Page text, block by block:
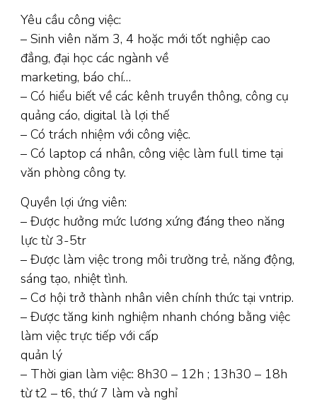
Yêu cầu công việc:
– Sinh viên năm 3, 4 hoặc mới tốt nghiệp cao
đẳng, đại học các ngành về
marketing, báo chí…
– Có hiểu biết về các kênh truyền thông, công cụ
quảng cáo, digital là lợi thế
– Có trách nhiệm với công việc.
– Có laptop cá nhân, công việc làm full time tại
văn phòng công ty.
Quyền lợi ứng viên:
– Được hưởng mức lương xứng đáng theo năng
lực từ 3-5tr
– Được làm việc trong môi trường trẻ, năng động,
sáng tạo, nhiệt tình.
– Cơ hội trở thành nhân viên chính thức tại vntrip.
– Được tăng kinh nghiệm nhanh chóng bằng việc
làm việc trực tiếp với cấp
quản lý
– Thời gian làm việc: 8h30 – 12h ; 13h30 – 18h
từ t2 – t6, thứ 7 làm và nghỉ